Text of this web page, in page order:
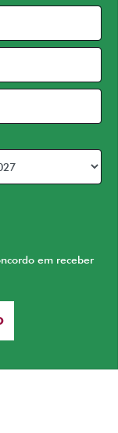
em receber